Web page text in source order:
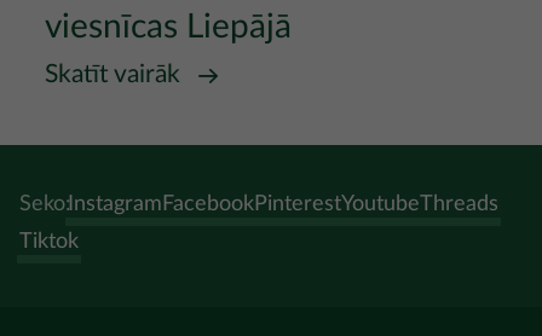
viesnīcas Liepājā
Skatīt vairāk
Seko:Instagram FacebookPinterestYoutubeThreads
Tiktok